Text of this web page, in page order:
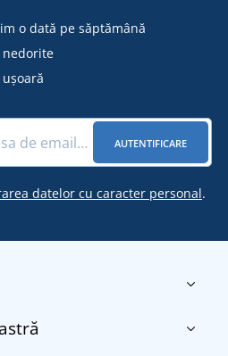
o dată pe săptămână
nedorite
AUTENTIFICARE
datelor cu caracter personal.